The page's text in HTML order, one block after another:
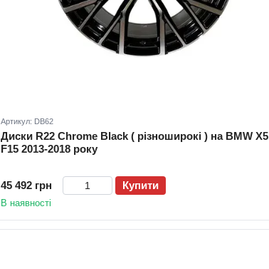
Артикул: DB62
Диски R22 Chrome Black ( різноширокі ) на BMW X5
F15 2013-2018 року
45 492 грн Купити
В наявності